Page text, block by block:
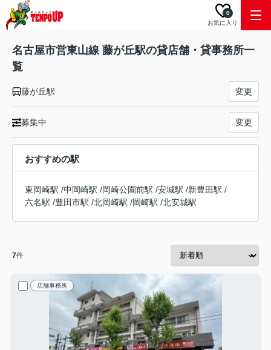
お気に入り
0
名古屋市営東山線 藤が丘駅の貸店舗・貸事務所一
覧
藤が丘駅 変更
募集中 変更
おすすめの駅
東岡崎駅 /中岡崎駅 /岡崎公園前駅 /安城駅 /新豊田駅 /
六名駅 /豊田市駅 /北岡崎駅 /岡崎駅 /北安城駅
7件
店舗事務所